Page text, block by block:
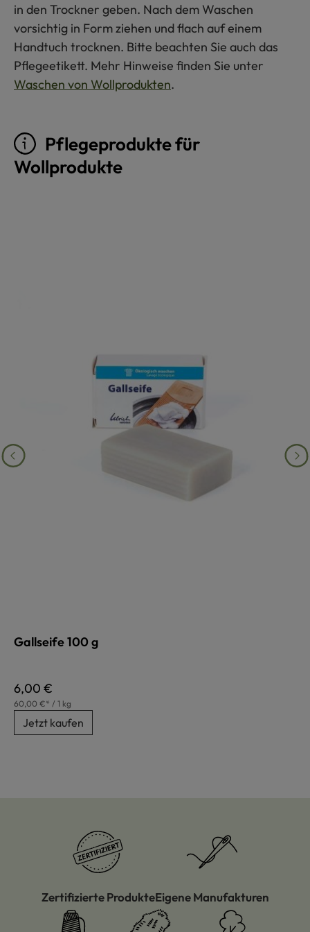
in den Trockner geben. Nach dem Waschen
vorsichtig in Form ziehen und flach auf einem
Handtuch trocknen. Bitte beachten Sie auch das
Pflegeetikett. Mehr Hinweise finden Sie unter
Waschen von Wollprodukten.
Pflegeprodukte für
Wollprodukte
Gallseife 100 g
Regulärer Preis:
6,00 €
60,00 €* / 1 kg
Jetzt kaufen
Zertifizierte ProdukteEigene Manufakturen